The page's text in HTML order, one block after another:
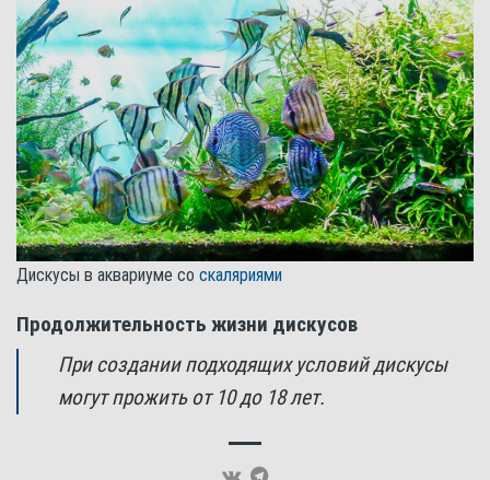
Дискусы в аквариуме со скаляриями
Продолжительность жизни дискусов
При создании подходящих условий дискусы
могут прожить от 10 до 18 лет.